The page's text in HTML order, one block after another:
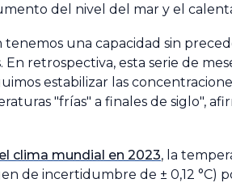
del nivel del mar y el
una capacidad sin
retrospectiva, esta serie de
estabilizar las
"frías" a finales de siglo",
clima mundial en 2023, la
de incertidumbre de ± 0,12 °C)